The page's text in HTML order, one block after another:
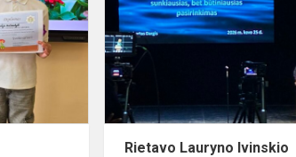
čempionatas
Rietavo Lauryno Ivinskio